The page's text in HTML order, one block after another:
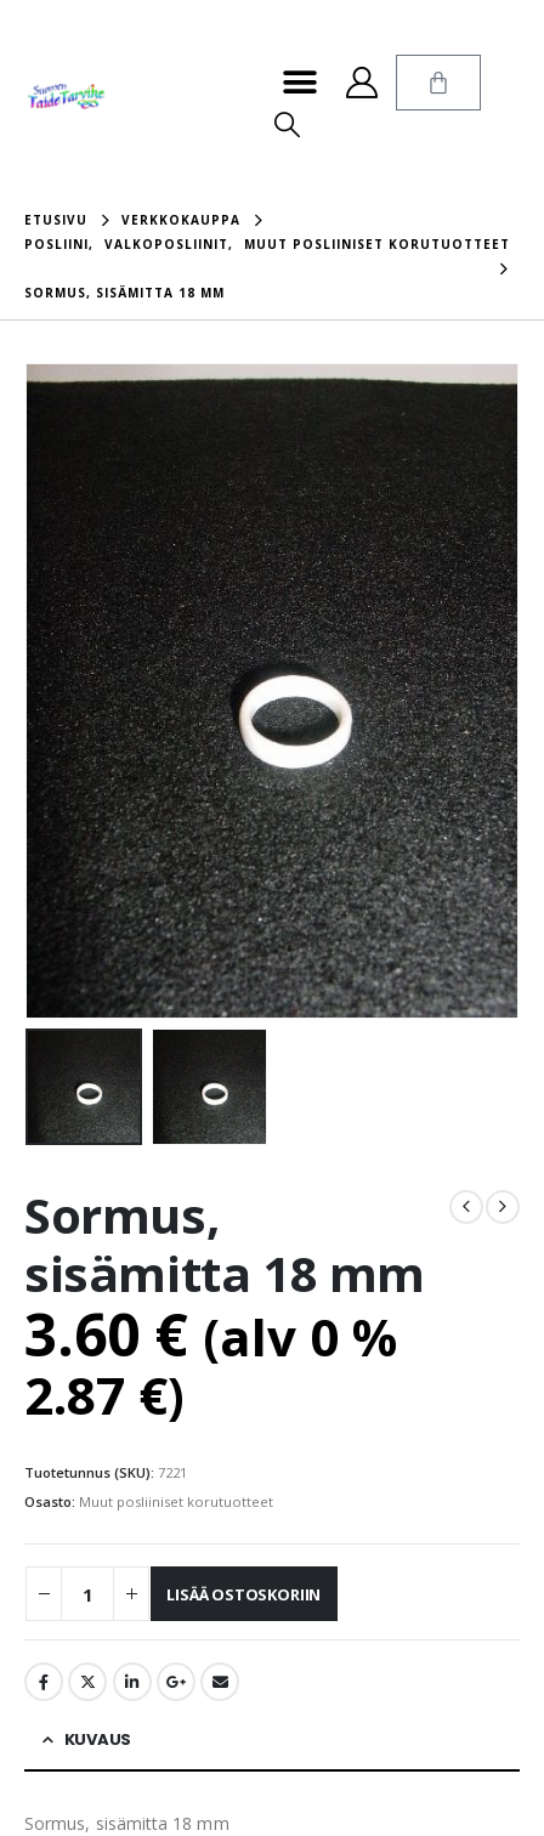
ETUSIVU
VERKKOKAUPPA
POSLIINI, VALKOPOSLIINIT, MUUT POSLIINISET KORUTUOTTEET
SORMUS, SISÄMITTA 18 MM
Sormus,
sisämitta 18 mm
3.60 € (alv 0 %
2.87 €)
Tuotetunnus (SKU): 7221
Osasto: Muut posliiniset korutuotteet
LISÄÄ OSTOSKORIIN
KUVAUS
Sormus, sisämitta 18 mm